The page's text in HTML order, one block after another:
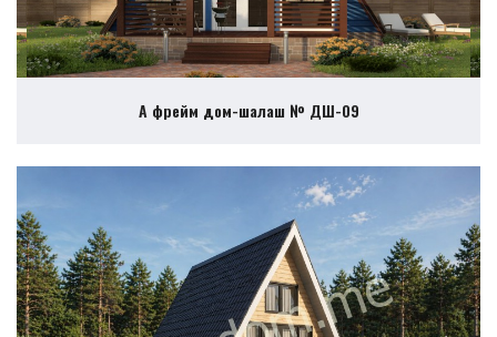
А фрейм дом-шалаш № ДШ-09